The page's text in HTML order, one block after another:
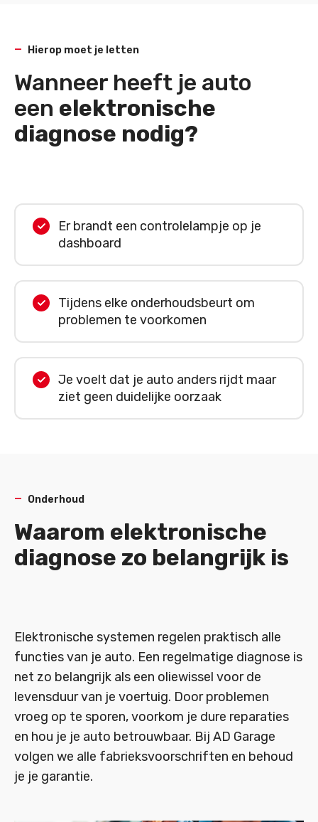
Hierop moet je letten
Wanneer heeft je auto
een elektronische
diagnose nodig?
Er brandt een controlelampje op je
dashboard
Tijdens elke onderhoudsbeurt om
problemen te voorkomen
Je voelt dat je auto anders rijdt maar
ziet geen duidelijke oorzaak
Onderhoud
Waarom elektronische
diagnose zo belangrijk is
Elektronische systemen regelen praktisch alle
functies van je auto. Een regelmatige diagnose is
net zo belangrijk als een oliewissel voor de
levensduur van je voertuig. Door problemen
vroeg op te sporen, voorkom je dure reparaties
en hou je je auto betrouwbaar. Bij AD Garage
volgen we alle fabrieksvoorschriften en behoud
je je garantie.